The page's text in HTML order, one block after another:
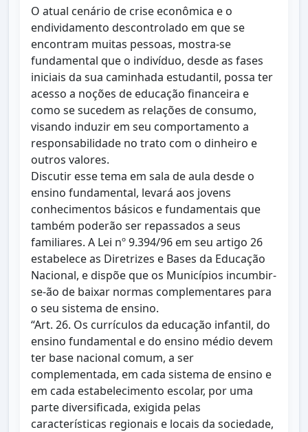
O atual cenário de crise econômica e o
endividamento descontrolado em que se
encontram muitas pessoas, mostra-se
fundamental que o indivíduo, desde as fases
iniciais da sua caminhada estudantil, possa ter
acesso a noções de educação financeira e
como se sucedem as relações de consumo,
visando induzir em seu comportamento a
responsabilidade no trato com o dinheiro e
outros valores.
Discutir esse tema em sala de aula desde o
ensino fundamental, levará aos jovens
conhecimentos básicos e fundamentais que
também poderão ser repassados a seus
familiares. A Lei nº 9.394/96 em seu artigo 26
estabelece as Diretrizes e Bases da Educação
Nacional, e dispõe que os Municípios incumbir-
se-ão de baixar normas complementares para
o seu sistema de ensino.
“Art. 26. Os currículos da educação infantil, do
ensino fundamental e do ensino médio devem
ter base nacional comum, a ser
complementada, em cada sistema de ensino e
em cada estabelecimento escolar, por uma
parte diversificada, exigida pelas
características regionais e locais da sociedade,